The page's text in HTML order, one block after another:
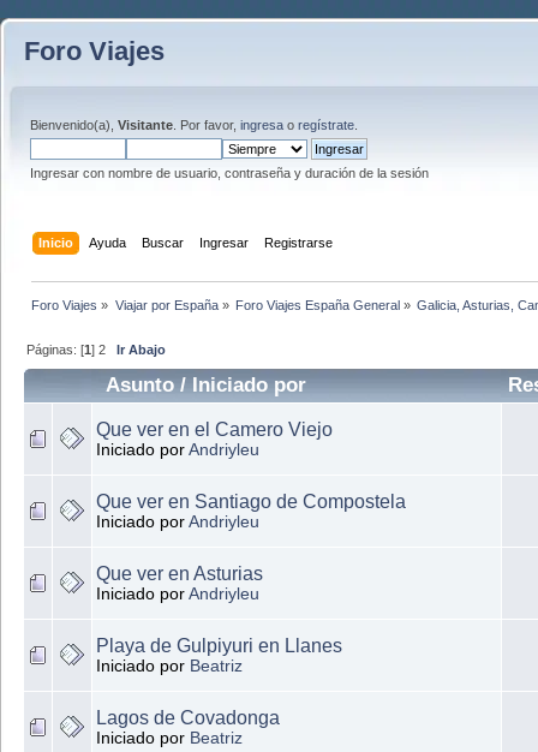
Foro Viajes
Bienvenido(a), Visitante . Por favor, ingresa o regístrate
Ingresar con nombre de usuario, contraseña y duración de la sesión
Inicio Ayuda Buscar Ingresar Registrarse
Foro Viajes » Viajar por España» Foro Viajes España General» Galicia, Asturias,
Páginas: [1] 2Ir Abajo
Asunto/ Iniciado por
Que ver en el Camero Viejo
Iniciado por Andriyleu
Que ver en Santiago de Compostela
Iniciado por Andriyleu
Que ver en Asturias
Iniciado por Andriyleu
Playa de Gulpiyuri en Llanes
Iniciado por Beatriz
Lagos de Covadonga
Iniciado por Beatriz